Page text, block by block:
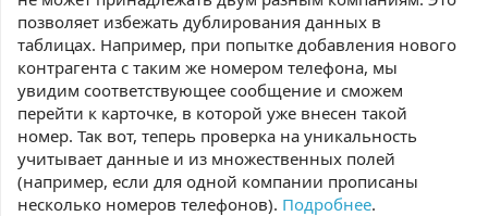
позволяет избежать дублирования данных в
таблицах. Например, при попытке добавления нового
контрагента с таким же номером телефона, мы
увидим соответствующее сообщение и сможем
перейти к карточке, в которой уже внесен такой
номер. Так вот, теперь проверка на уникальность
учитывает данные и из множественных полей
(например, если для одной компании прописаны
несколько номеров телефонов). Подробнее.